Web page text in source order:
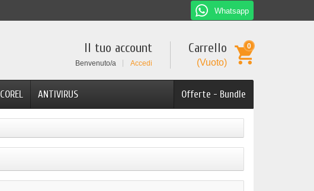
Whatsapp
Carrello
(Vuoto)
0
Il tuo account
Benvenuto/a Accedi
Offerte - Bundle
COREL ANTIVIRUS